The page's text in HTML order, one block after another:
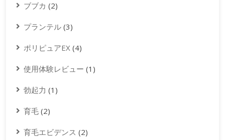
ブブカ (2)
プランテル (3)
ポリピュアEX (4)
使用体験レビュー (1)
勃起力 (1)
育毛 (2)
育毛エビデンス (2)